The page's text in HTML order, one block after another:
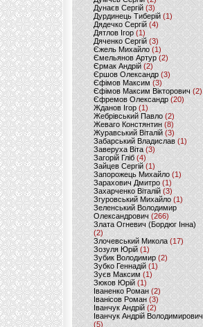
Дунаєв Сергій(3)
Дурдинець Тиберій (1)
Дядечко Сергій (4)
Дятлов Ігор (1)
Дяченко Сергій (3)
Єжель Михайло (1)
Ємельянов Артур (2)
Єрмак Андрій (2)
Єршов Олександр (3)
Єфімов Максим (3)
Єфімов Максим Вікторович (2)
Єфремов Олександр (20)
Жданов Ігор (1)
Жебрівський Павло (2)
Жеваго Констянтин (8)
Журавський Віталій (3)
Забарський Владислав (1)
Заверуха Віта (3)
Загорій Гліб (4)
Зайцев Сергій(1)
Запорожець Михайло (1)
Зарахович Дмитро (1)
Захарченко Віталій (3)
Згуровський Михайло (1)
Зеленський Володимир
Олександрович (266)
Злата Огневич (Бордюг Інна)
(2)
Злочевський Микола(17)
Зозуля Юрій (1)
Зубик Володимир (2)
Зубко Геннадій (1)
Зуєв Максим(1)
Зюков Юрій (1)
Іваненко Роман (2)
Іванісов Роман (3)
Іванчук Андрій(2)
Іванчук Андрій Володимирович
(5)